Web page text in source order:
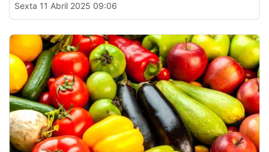
Sexta 11 Abril 2025 09:06